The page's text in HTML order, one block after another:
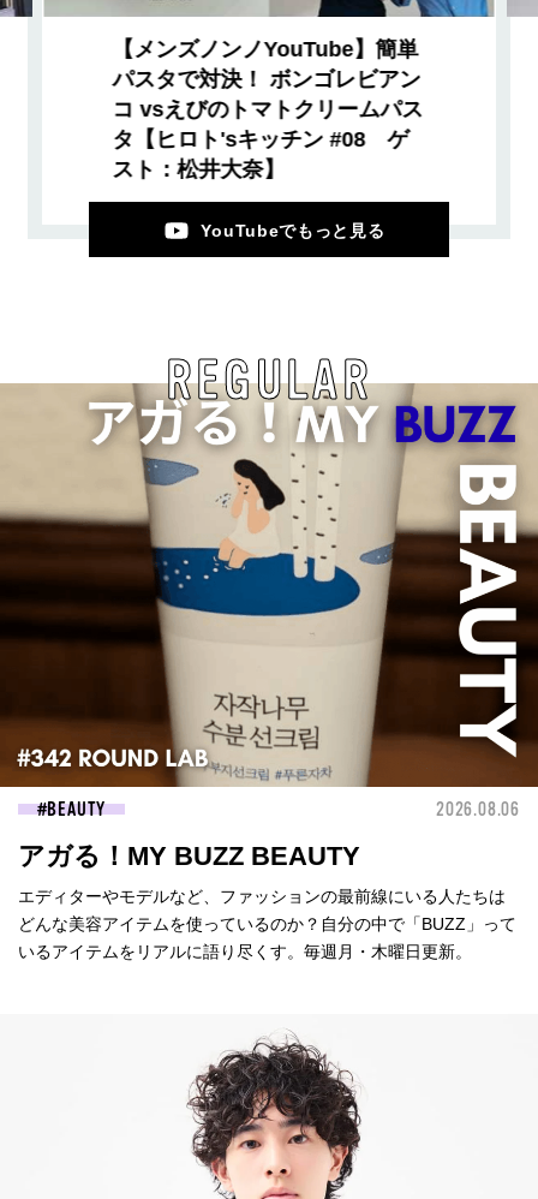
【メンズノンノYouTube】簡単
パスタで対決！ ボンゴレビアン
コ vsえびのトマトクリームパス
タ【ヒロト'sキッチン #08 ゲ
スト：松井大奈】
YouTubeでもっと見る
REGULAR
BEAUTY 2026.08.06
アガる！MY BUZZ BEAUTY
エディターやモデルなど、ファッションの最前線にいる人たちは
どんな美容アイテムを使っているのか？自分の中で「BUZZ」って
いるアイテムをリアルに語り尽くす。毎週月・木曜日更新。